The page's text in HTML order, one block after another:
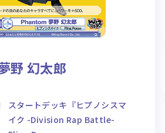
野 幻太郎
スタートデッキ『ヒプノシスマ
イク -Division Rap Battle-